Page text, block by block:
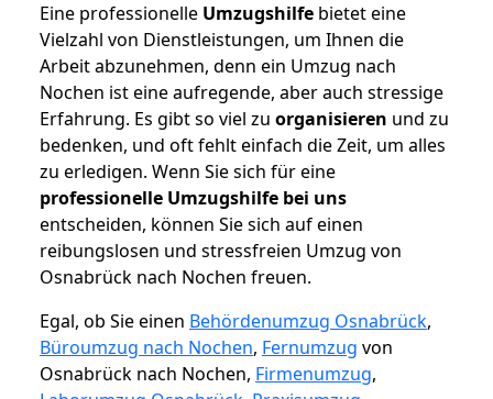
Eine professionelle Umzugshilfe bietet eine
Vielzahl von Dienstleistungen, um Ihnen die
Arbeit abzunehmen, denn ein Umzug nach
Nochen ist eine aufregende, aber auch stressige
Erfahrung. Es gibt so viel zu organisieren und zu
bedenken, und oft fehlt einfach die Zeit, um alles
zu erledigen. Wenn Sie sich für eine
professionelle Umzugshilfe bei uns
entscheiden, können Sie sich auf einen
reibungslosen und stressfreien Umzug von
Osnabrück nach Nochen freuen.
Egal, ob Sie einen Behördenumzug Osnabrück,
Büroumzug nach Nochen, Fernumzug von
Osnabrück nach Nochen, Firmenumzug,